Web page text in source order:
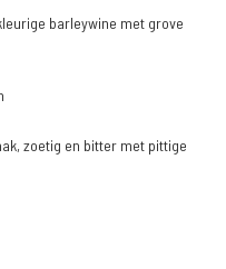
barleywine met grove
zoetig en bitter met pittige